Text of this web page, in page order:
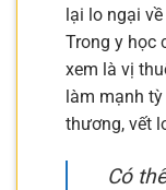
lại lo ngại
Trong y học
xem là vị
làm mạnh
thương, vết
Có